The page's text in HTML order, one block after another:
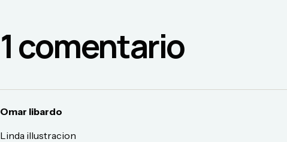
1comentario
Omar libardo
Linda illustracion